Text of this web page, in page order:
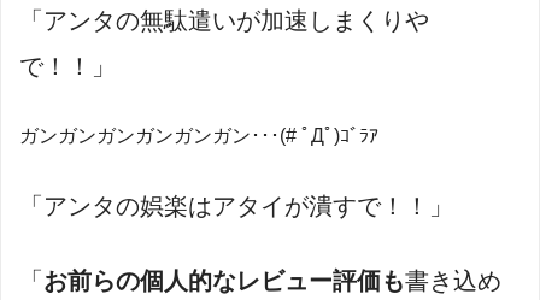
「アンタの無駄遣いが加速しまくりや
で！！」
ガンガンガンガンガンガン･･･(# ﾟДﾟ)ｺﾞﾗｱ
「アンタの娯楽はアタイが潰すで！！」
「 お前らの個人的なレビュー評価も書き込め